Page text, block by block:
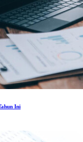
Ini